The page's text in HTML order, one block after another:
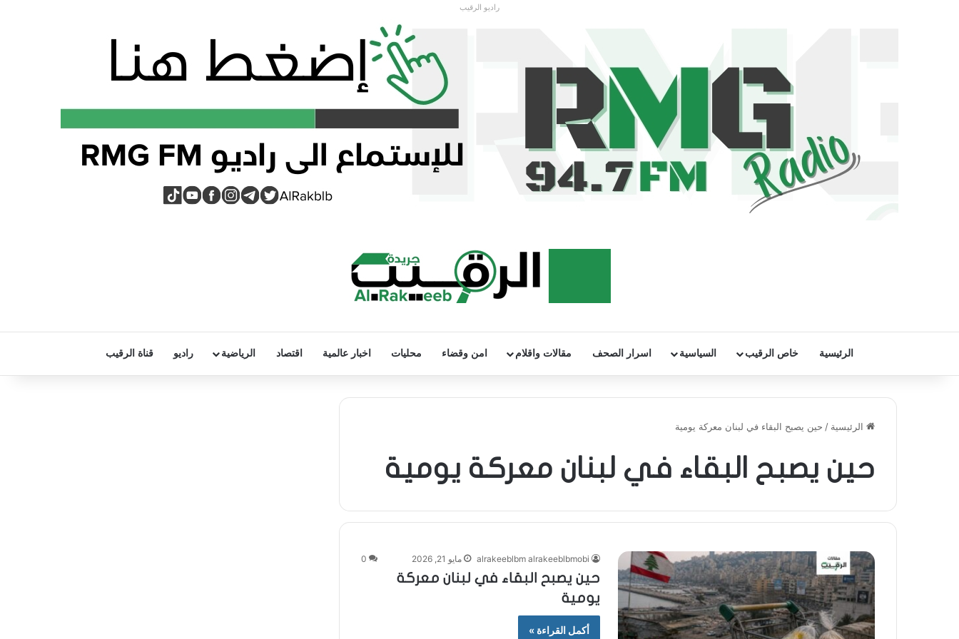
راديو الرقيب
الرئيسية خاص الرقيب السياسية اسرار الصحف مقالات واقلام امن وقضاء محليات اخبار عالمية اقتصاد الرياضية راديو قناة الرقيب
الرئيسية / حين يصبح البقاء في لبنان معركة يومية
حين يصبح البقاء في لبنان معركة يومية
alrakeeblbm alrakeeblbmobi مايو 21, 2026 0
حين يصبح البقاء في لبنان معركة
يومية
أكمل القراءة »